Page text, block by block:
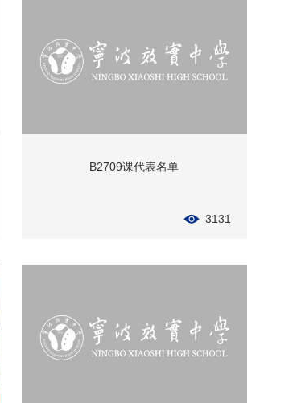
B2709课代表名单
3131